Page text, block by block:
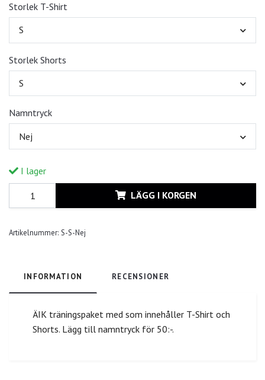
Storlek T-Shirt
S
Storlek Shorts
S
Namntryck
Nej
I lager
LÄGG I KORGEN
Artikelnummer: S-S-Nej
INFORMATION RECENSIONER
ÄIK träningspaket med som innehåller T-Shirt och
Shorts. Lägg till namntryck för 50:-.